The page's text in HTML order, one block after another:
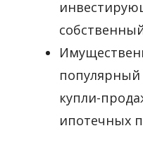
купли-
ипотечных